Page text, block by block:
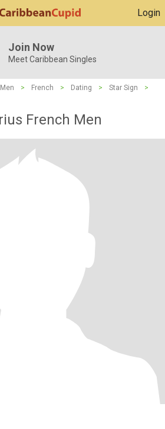
Login
Join Now
Meet Caribbean Singles
> French > Dating > Star Sign
>
French Men